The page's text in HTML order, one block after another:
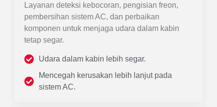
Layanan deteksi kebocoran, pengisian freon,
pembersihan sistem AC, dan perbaikan
komponen untuk menjaga udara dalam kabin
tetap segar.
Udara dalam kabin lebih segar.
Mencegah kerusakan lebih lanjut pada
sistem AC.